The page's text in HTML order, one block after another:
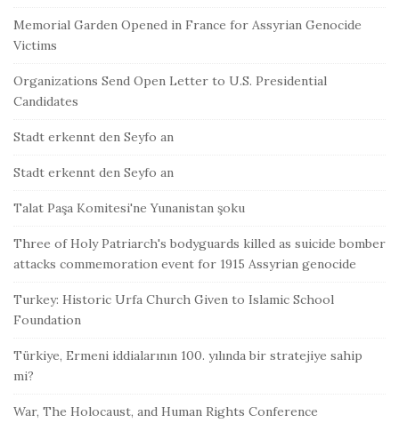
Memorial Garden Opened in France for Assyrian Genocide
Victims
Organizations Send Open Letter to U.S. Presidential
Candidates
Stadt erkennt den Seyfo an
Stadt erkennt den Seyfo an
Talat Paşa Komitesi'ne Yunanistan şoku
Three of Holy Patriarch's bodyguards killed as suicide bomber
attacks commemoration event for 1915 Assyrian genocide
Turkey: Historic Urfa Church Given to Islamic School
Foundation
Türkiye, Ermeni iddialarının 100. yılında bir stratejiye sahip
mi?
War, The Holocaust, and Human Rights Conference